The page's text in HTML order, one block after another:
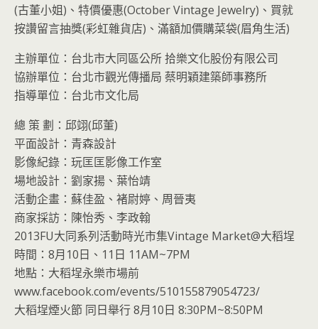
(古董小姐)、特價優惠(October Vintage Jewelry)、買就
按讚留言抽獎(彩虹雜貨店)、滿額加價購菜袋(眉角生活)
主辦單位：台北市大同區公所 拾樂文化股份有限公司
協辦單位：台北市觀光傳播局 蔡明穎建築師事務所
指導單位：台北市文化局
總 策 劃：邱翊(邱董)
平面設計：青森設計
影像紀錄：玩匡匡影像工作室
場地設計：劉家揚、葉怡靖
活動企畫：蘇佳盈、褚尉婷、周晉夷
商家採訪：陳怡秀、李政翰
2013FU大同系列活動時光市集Vintage Market@大稻埕
時間：8月10日、11日 11AM~7PM
地點：大稻埕永樂市場前
www.facebook.com/events/510155879054723/
大稻埕煙火節 同日舉行 8月10日 8:30PM~8:50PM